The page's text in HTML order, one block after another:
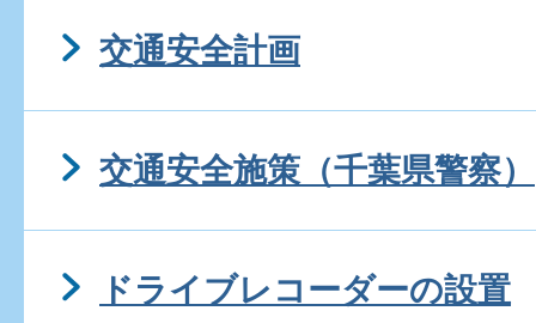
交通安全計画
交通安全施策（千葉県警察）
ドライブレコーダーの設置